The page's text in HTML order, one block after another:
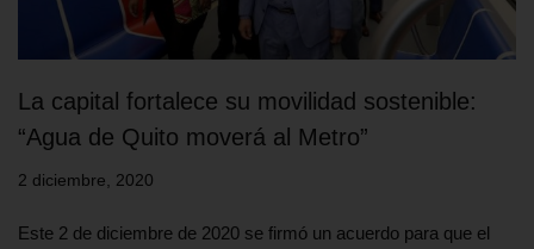
La capital fortalece su movilidad sostenible:
“Agua de Quito moverá al Metro”
2 diciembre, 2020
Este 2 de diciembre de 2020 se firmó un acuerdo para que el